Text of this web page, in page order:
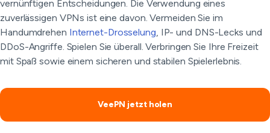
vernünftigen Entscheidungen. Die Verwendung eines
zuverlässigen VPNs ist eine davon. Vermeiden Sie im
Handumdrehen Internet-Drosselung, IP- und DNS-Lecks und
DDoS-Angriffe. Spielen Sie überall. Verbringen Sie Ihre Freizeit
mit Spaß sowie einem sicheren und stabilen Spielerlebnis.
VeePN jetzt holen